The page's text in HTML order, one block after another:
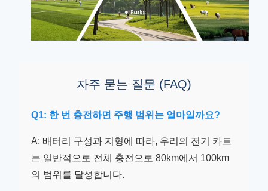
자주 묻는 질문 (FAQ)
Q1: 한 번 충전하면 주행 범위는 얼마일까요?
A: 배터리 구성과 지형에 따라, 우리의 전기 카트
는 일반적으로 전체 충전으로 80km에서 100km
의 범위를 달성합니다.